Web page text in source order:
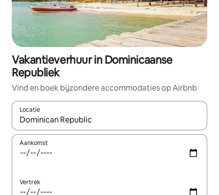
Vakantieverhuur in Dominicaanse
Republiek
Vind en boek bijzondere accommodaties op Airbnb
Locatie
Wanneer er suggesties beschikbaar zijn, maak je een keuze
Aankomst
Vertrek